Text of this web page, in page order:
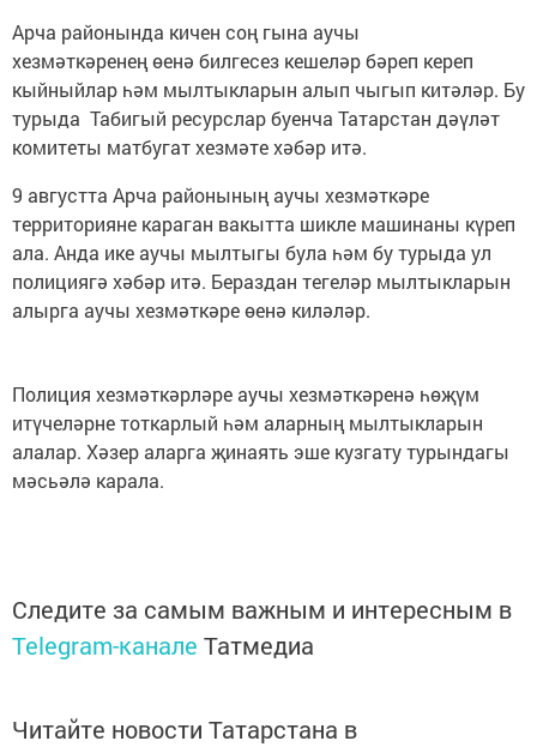
Арча районында кичен соң гына аучы
хезмәткәренең өенә билгесез кешеләр бәреп кереп
кыйныйлар һәм мылтыкларын алып чыгып китәләр. Бу
турыда Табигый ресурслар буенча Татарстан дәүләт
комитеты матбугат хезмәте хәбәр итә.
9 августта Арча районының аучы хезмәткәре
территорияне караган вакытта шикле машинаны күреп
ала. Анда ике аучы мылтыгы була һәм бу турыда ул
полициягә хәбәр итә. Бераздан тегеләр мылтыкларын
алырга аучы хезмәткәре өенә киләләр.
Полиция хезмәткәрләре аучы хезмәткәренә һөҗүм
итүчеләрне тоткарлый һәм аларның мылтыкларын
алалар. Хәзер аларга җинаять эше кузгату турындагы
мәсьәлә карала.
Следите за самым важным и интересным в
Telegram-канале Татмедиа
Читайте новости Татарстана в